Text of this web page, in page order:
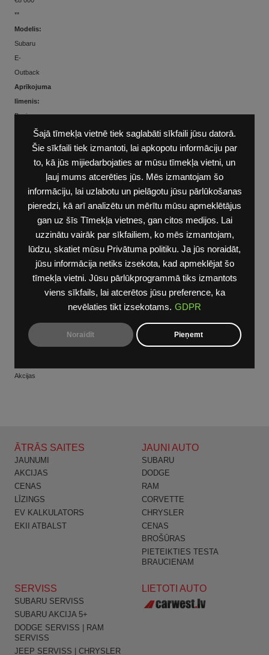
Šajā tīmekļa vietnē tiek saglabāti sīkfaili jūsu datorā.
Šie sīkfaili tiek izmantoti, lai apkopotu informāciju par
to, kā jūs mijiedarbojaties ar mūsu tīmekļa vietni, un
ļauj mums atcerēties jūs. Mēs izmantojam šo
informāciju, lai uzlabotu un pielāgotu jūsu pārlūkošanas
pieredzi, kā arī analizētu un mērītu mūsu apmeklētājus
gan uz šīs Tīmekļa vietnes, gan citos medijos. Lai
uzzinātu vairāk par sīkfailiem, ko mēs izmantojam,
lūdzu, skatiet mūsu Privātuma politiku. Ja jūs noraidāt,
jūsu informācija netiks izsekota, kad apmeklējat šo
tīmekļa vietni. Jūsu pārlūkprogrammā tiks izmantots
viens sīkfails, lai atcerētos jūsu preference, ka
nevēlaties tikt izsekotams. GDPR
Noraidīt Pieņemt
**
Modelis:
Subaru
E-
Outback
Aprīkojuma
līmenis:
Business
zs / kw:
380/280
veids:
elektrība
€43 900
Parnesumkarba:
eur/men.
Akcijas
ĀTRĀS SAITES
JAUNUMI
AKCIJAS
CENAS
LĪZINGS
EV KALKULATORS
EKII ATBALST
JAUNI AUTO
SUBARU
DODGE
RAM
CORVETTE
CHRYSLER
CENAS
BROŠŪRAS
PIETEIKTIES TESTA
BRAUCIENAM
SERVISS
SUBARU SERVISS
SUBARU AKCIJA 5+
DODGE SERVISS | RAM
SERVISS
JEEP SERVISS | CHRYSLER
LIETOTI AUTO